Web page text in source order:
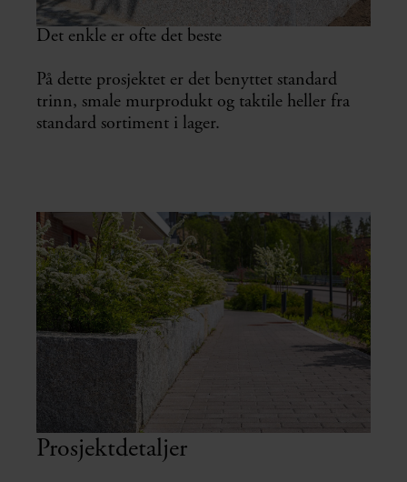
Det enkle er ofte det beste
På dette prosjektet er det benyttet standard
trinn, smale murprodukt og taktile heller fra
standard sortiment i lager.
Prosjektdetaljer